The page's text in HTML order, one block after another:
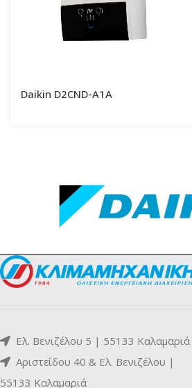
Daikin D2CND-A1A
Ελ. Βενιζέλου 5 | 55133 Καλαμαριά
Αριστείδου 40 & Ελ. Βενιζέλου |
55133 Καλαμαριά